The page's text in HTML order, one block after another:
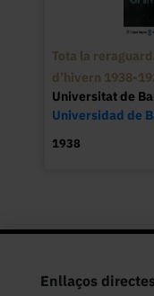
Tota la
d’hivern 1938-
Universitat de
Universidad de
1938
Enllaços